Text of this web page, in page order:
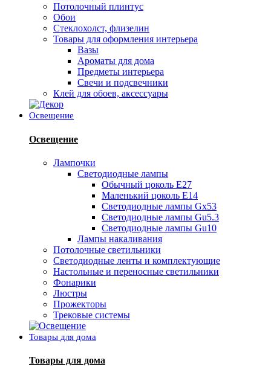
Потолочный плинтус
Обои
Стеклохолст, флизелин
Товары для оформления интерьера
Вазы
Ароматы для дома
Предметы интерьера
Свечи и подсвечники
Клей для обоев, аксессуары
Освещение
Освещение
Лампочки
Светодиодные лампы
Обычный цоколь Е27
Маленький цоколь Е14
Светодиодные лампы Gx53
Светодиодные лампы Gu5.3
Светодиодные лампы Gu10
Лампы накаливания
Потолочные светильники
Светодиодные ленты и комплектующие
Настольные и переносные светильники
Фонарики
Люстры
Прожекторы
Трековые системы
Товары для дома
Товары для дома